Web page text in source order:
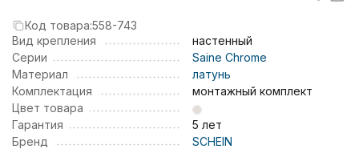
Код товара:558-743
Вид крепления
настенный
Серии
Saine Chrome
Материал
латунь
Комплектация
монтажный комплект
Цвет товара
Гарантия
5 лет
Бренд
SCHEIN